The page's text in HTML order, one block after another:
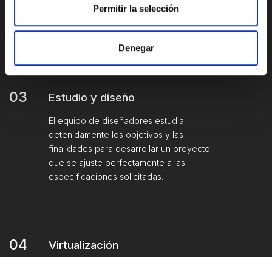
Permitir la selección
Denegar
procesa para analizar las posibilidades y
criticidades del proyecto.
03 Estudio y diseño
El equipo de diseñadores estudia
detenidamente los objetivos y las
finalidades para desarrollar un proyecto
que se ajuste perfectamente a las
especificaciones solicitadas.
04 Virtualización